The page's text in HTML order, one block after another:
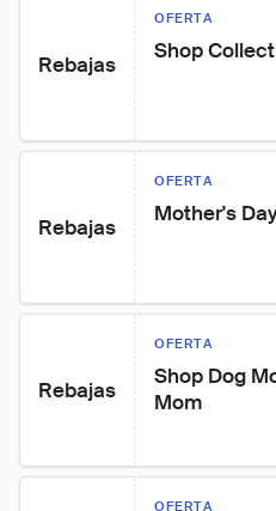
Rebajas
OFERTA
Shop
Rebajas
OFERTA
Mother's
Rebajas
OFERTA
Shop Dog
Mom
OFERTA